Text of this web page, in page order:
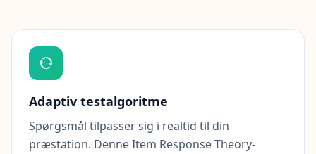
e
r
O
p
a
g
Adaptiv testalgoritme
Spørgsmål tilpasser sig i realtid til din
præstation. Denne Item Response Theory-